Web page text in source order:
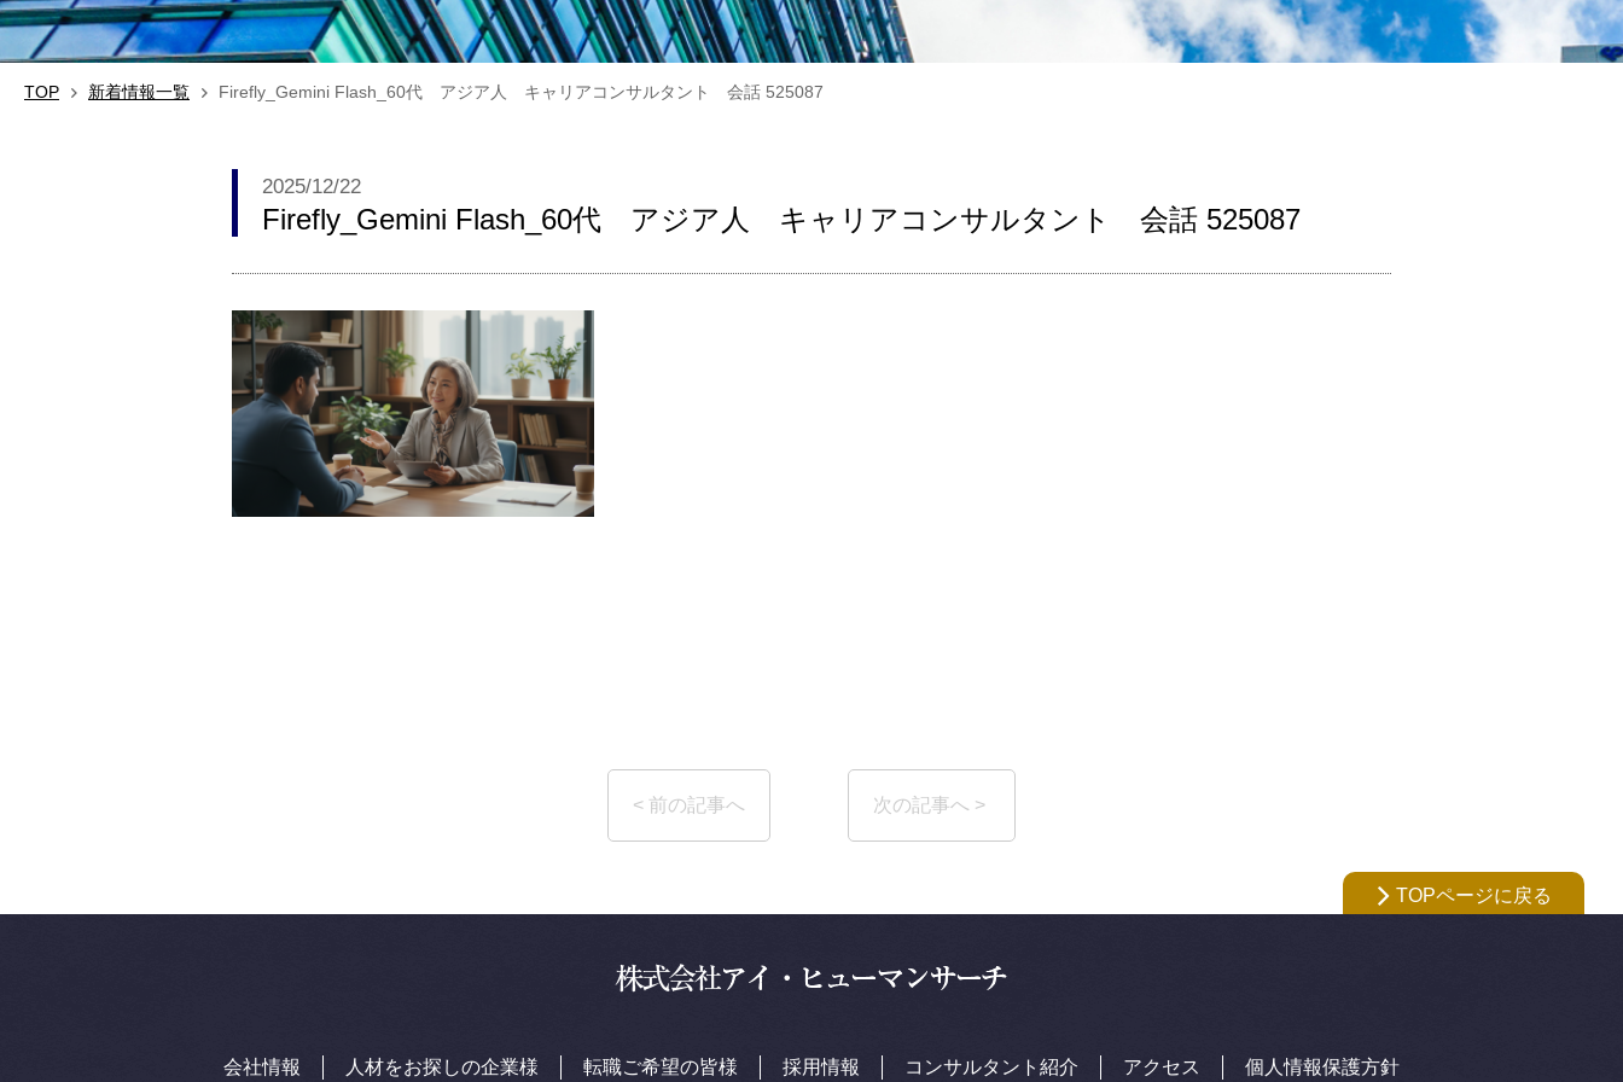
TOP 新着情報一覧 Firefly_Gemini Flash_60代 アジア人 キャリアコンサルタント 会話 525087
2025/12/22
Firefly_Gemini Flash_60代 アジア人 キャリアコンサルタント 会話 525087
TOPページに戻る
会社情報 人材をお探しの企業様 転職ご希望の皆様 採用情報 コンサルタント紹介 アクセス 個人情報保護方針